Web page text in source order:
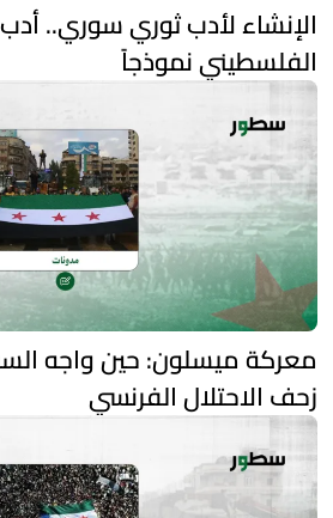
الإنشاء لأدب ثوري سوري.. أدب
الفلسطيني نموذجاً
معركة ميسلون: حين واجه
زحف الاحتلال الفرنسي